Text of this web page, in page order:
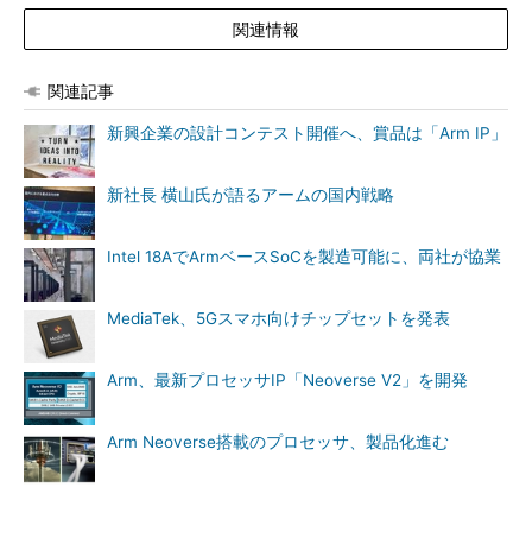
関連情報
関連記事
新興企業の設計コンテスト開催へ、賞品は「Arm IP」
新社長 横山氏が語るアームの国内戦略
Intel 18AでArmベースSoCを製造可能に、両社が協業
MediaTek、5Gスマホ向けチップセットを発表
Arm、最新プロセッサIP「Neoverse V2」を開発
Arm Neoverse搭載のプロセッサ、製品化進む